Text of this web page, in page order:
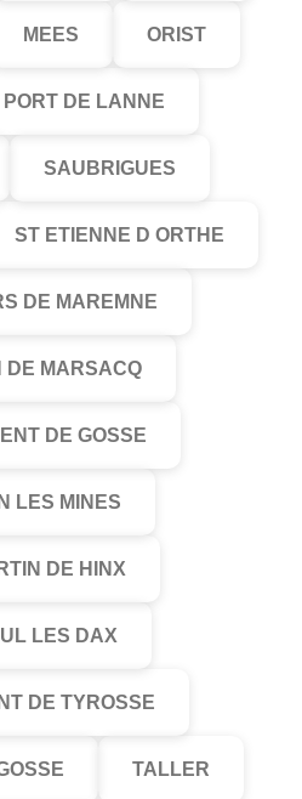
MEES ORIST
PORT DE LANNE
SAUBRIGUES
ST ETIENNE D ORTHE
DE MAREMNE
DE MARSACQ
DE GOSSE
LES MINES
DE HINX
LES DAX
DE TYROSSE
TALLER